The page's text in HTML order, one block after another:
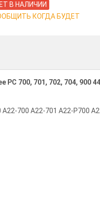
В НАЛИЧИИ
КОГДА БУДЕТ
PC 700, 701, 702, 704, 900
700 A22-701 A22-P700